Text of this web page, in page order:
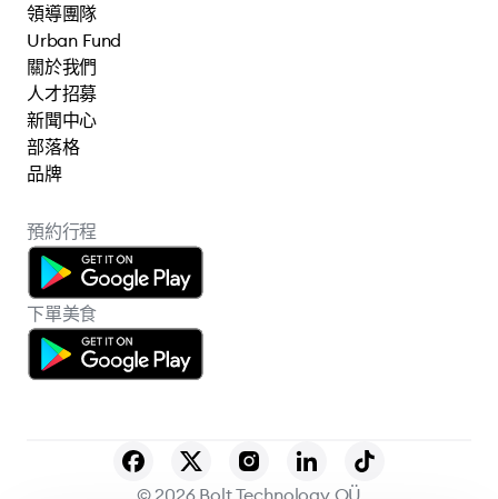
領導團隊
Urban Fund
關於我們
人才招募
新聞中心
部落格
品牌
預約行程
下單美食